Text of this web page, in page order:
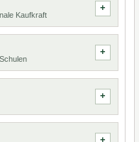
Kaufkraft